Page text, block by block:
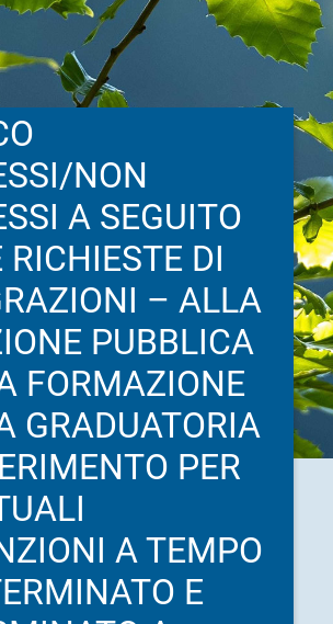
NON
A SEGUITO
RICHIESTE DI
– ALLA
PUBBLICA
FORMAZIONE
GRADUATORIA
PER
A TEMPO
E